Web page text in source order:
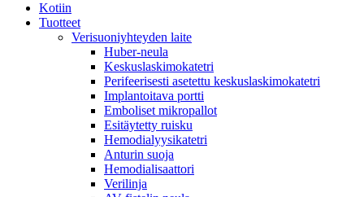
Kotiin
Tuotteet
Verisuoniyhteyden laite
Huber-neula
Keskuslaskimokatetri
Perifeerisesti asetettu keskuslaskimokatetri
Implantoitava portti
Emboliset mikropallot
Esitäytetty ruisku
Hemodialyysikatetri
Anturin suoja
Hemodialisaattori
Verilinja